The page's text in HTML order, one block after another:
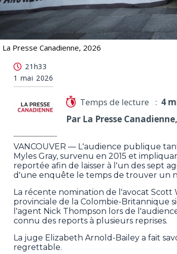
La Presse Canadienne, 2026
21h33
1 mai 2026
Temps de lecture : 4
Par La Presse
VANCOUVER — L'audience publique
Myles Gray, survenu en 2015 et
reportée afin de laisser à l'un des sept
d'une enquête le temps de trouver un
La récente nomination de l'avocat
provinciale de la Colombie-Britannique
l'agent Nick Thompson lors de
connu des reports à plusieurs reprises.
La juge Elizabeth Arnold-Bailey a fait
regrettable.